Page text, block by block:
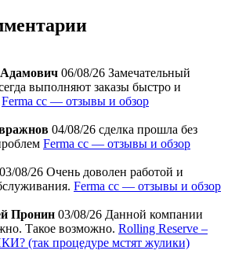
06/08/26 Замечательный
выполняют заказы быстро и
Ferma cc — отзывы и обзор
04/08/26 сделка прошла без
Ferma cc — отзывы и обзор
03/08/26 Очень доволен работой и
Ferma cc — отзывы и обзор
Пронин 03/08/26 Данной компании
Такое возможно. Rolling Reserve –
(так процедуре мстят жулики)